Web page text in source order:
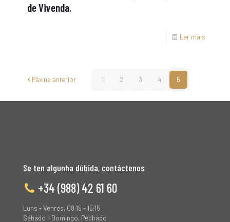
de Vivenda.
Ler máis
Páxina anterior 1 2 3 4 5
Se ten algunha dúbida, contáctenos
+34 (988) 42 61 60
Luns - Venres, 08:15 - 15:15
Sábado - Domingo, Pechado